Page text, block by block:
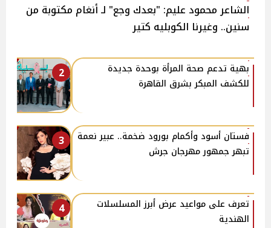
الشاعر محمود عليم: "بعدك وجع" لـ أنغام مكتوبة من
سنين.. وغيرنا الكوبليه كتير
2
بهية تدعم صحة المرأة بوحدة جديدة
للكشف المبكر بشرق القاهرة
3
فستان أسود وأكمام بورود ضخمة.. عبير نعمة
تبهر جمهور مهرجان جرش
4
تعرف على مواعيد عرض أبرز المسلسلات
الهندية